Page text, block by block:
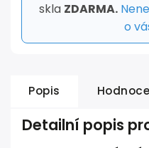
skla ZDARMA.
o
Popis
Detailní popis